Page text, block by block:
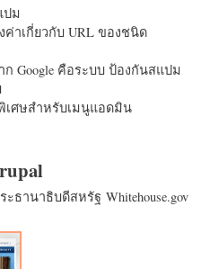
ปม
าเกี่ยวกับ URL ของชนิด
Google คือระบบ ป้องกันสแปม
เศษสำหรับเมนูแอดมิน
ธานาธิบดีสหรัฐ Whitehouse.gov